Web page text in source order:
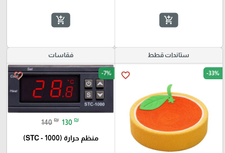
add_shopping_cart
add_shopping_cart
ستاندات قطط
favorite_border -33%
فقاسات
favorite_border -7%
140 ₪ 130 ₪
منظم حرارة (STC - 1000)